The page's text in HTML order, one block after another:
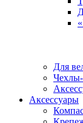
Для
Аксессуары